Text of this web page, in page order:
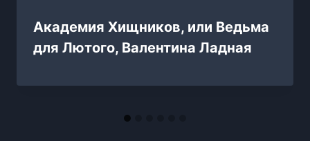
Академия Хищников, или Ведьма
для Лютого, Валентина Ладная